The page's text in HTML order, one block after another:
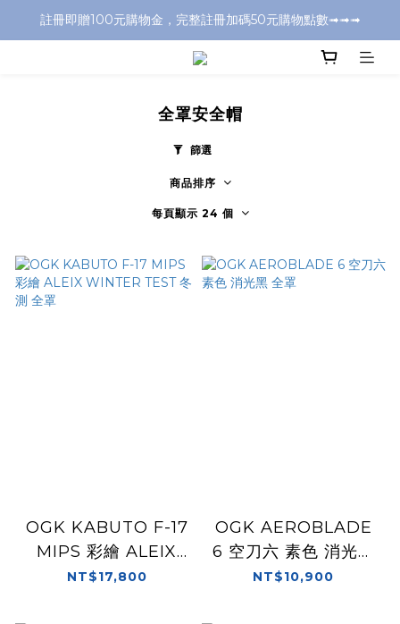
全店消費滿千元，超商取付免運費
註冊即贈100元購物金，完整註冊加碼50元購物點數➟➟➟
全店消費滿千元，超商取付免運費
全罩安全帽
篩選
商品排序
每頁顯示 24 個
OGK KABUTO F-17
MIPS 彩繪 ALEIX
WINTER TEST 冬測
NT$17,800
OGK AEROBLADE
6 空刀六 素色 消光黑
全罩
NT$10,900